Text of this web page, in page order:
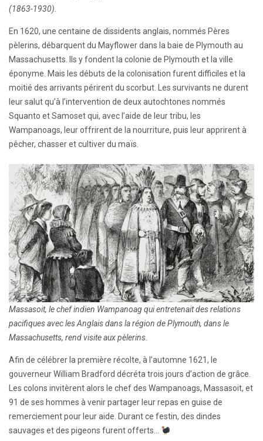
(1863-1930).
En 1620, une centaine de dissidents anglais, nommés Pères
pèlerins, débarquent du Mayflower dans la baie de Plymouth au
Massachusetts. Ils y fondent la colonie de Plymouth et la ville
éponyme. Mais les débuts de la colonisation furent difficiles et la
moitié des arrivants périrent du scorbut. Les survivants ne durent
leur salut qu’à l’intervention de deux autochtones nommés
Squanto et Samoset qui, avec l’aide de leur tribu, les
Wampanoags, leur offrirent de la nourriture, puis leur apprirent à
pêcher, chasser et cultiver du maïs.
Massasoit, le chef indien Wampanoag qui entretenait des relations
pacifiques avec les Anglais dans la région de Plymouth, dans le
Massachusetts, rend visite aux pèlerins.
Afin de célébrer la première récolte, à l’automne 1621, le
gouverneur William Bradford décréta trois jours d’action de grâce.
Les colons invitèrent alors le chef des Wampanoags, Massasoit, et
91 de ses hommes à venir partager leur repas en guise de
remerciement pour leur aide. Durant ce festin, des dindes
sauvages et des pigeons furent offerts…